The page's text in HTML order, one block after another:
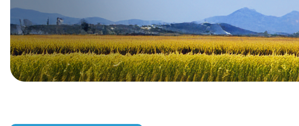
조직도
기관 캐릭터
찾아오시는 길
포토갤러리
영상자료